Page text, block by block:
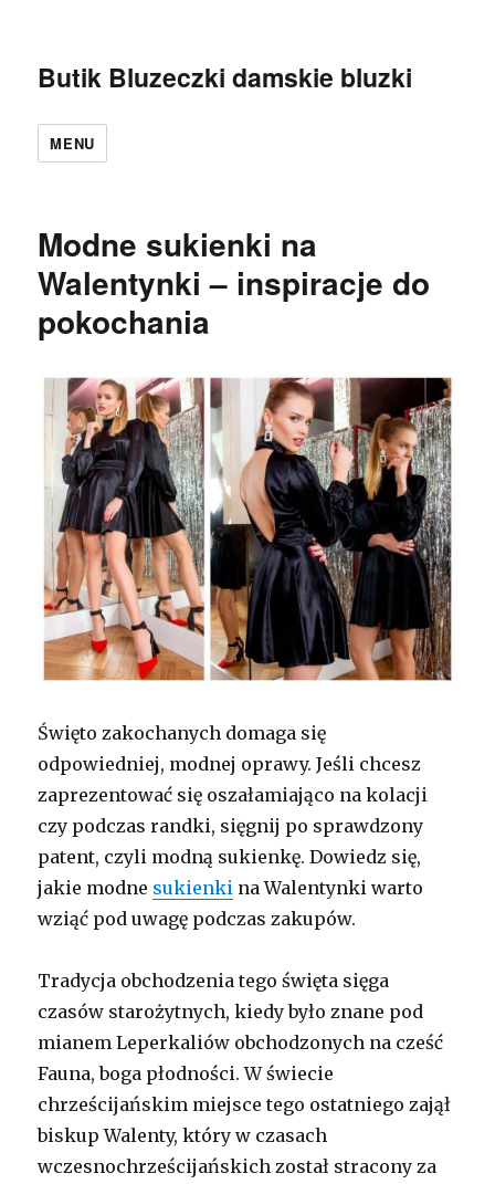
Butik Bluzeczki damskie bluzki
MENU
Modne sukienki na
Walentynki – inspiracje do
pokochania
Święto zakochanych domaga się
odpowiedniej, modnej oprawy. Jeśli chcesz
zaprezentować się oszałamiająco na kolacji
czy podczas randki, sięgnij po sprawdzony
patent, czyli modną sukienkę. Dowiedz się,
jakie modne sukienki na Walentynki warto
wziąć pod uwagę podczas zakupów.
Tradycja obchodzenia tego święta sięga
czasów starożytnych, kiedy było znane pod
mianem Leperkaliów obchodzonych na cześć
Fauna, boga płodności. W świecie
chrześcijańskim miejsce tego ostatniego zajął
biskup Walenty, który w czasach
wczesnochrześcijańskich został stracony za